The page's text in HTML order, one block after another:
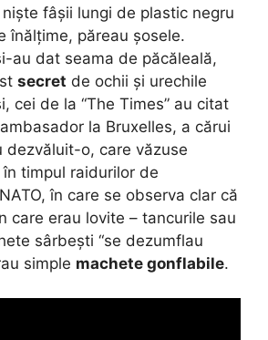
fâșii lungi de plastic negru
înălțime, păreau șosele.
au dat seama de păcăleală,
secret de ochii și urechile
cei de la “The Times” au citat
la Bruxelles, a cărui
dezvăluit-o, care văzuse
timpul raidurilor de
în care se observa clar că
care erau lovite – tancurile sau
sârbești “se dezumflau
simple machete gonflabile.